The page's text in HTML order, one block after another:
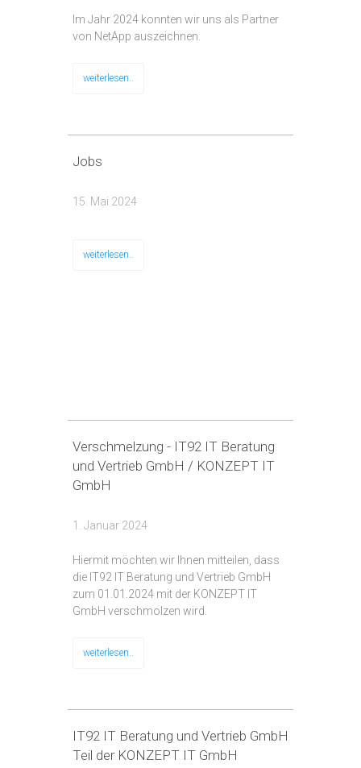
Im Jahr 2024 konnten wir uns als Partner
von NetApp auszeichnen.
weiterlesen..
Jobs
15. Mai 2024
weiterlesen..
Verschmelzung - IT92 IT Beratung
und Vertrieb GmbH / KONZEPT IT
GmbH
1. Januar 2024
Hiermit möchten wir Ihnen mitteilen, dass
die IT92 IT Beratung und Vertrieb GmbH
zum 01.01.2024 mit der KONZEPT IT
GmbH verschmolzen wird.
weiterlesen..
IT92 IT Beratung und Vertrieb GmbH
Teil der KONZEPT IT GmbH